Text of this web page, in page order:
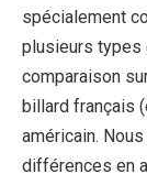
spécialement
plusieurs types
comparaison
billard français
américain.
différences en